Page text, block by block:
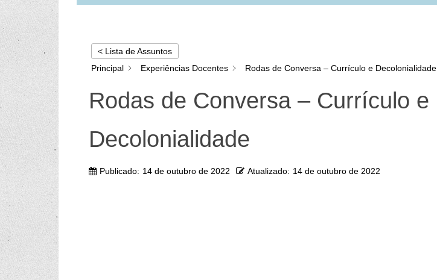
< Lista de Assuntos
Principal
Experiências Docentes Rodas de Conversa – Currículo e Decolonialidade
Rodas de Conversa – Currículo e
Decolonialidade
Publicado: 14 de outubro de 2022 Atualizado: 14 de outubro de 2022